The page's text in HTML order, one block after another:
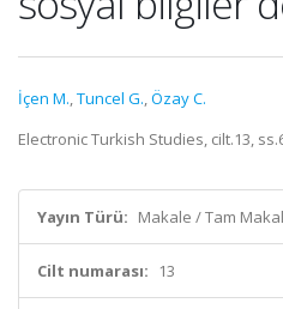
İçen M.,Tuncel G.,Özay C.
Electronic Turkish Studies, cilt.13,
Yayın Türü: Makale / Tam
Cilt numarası: 13